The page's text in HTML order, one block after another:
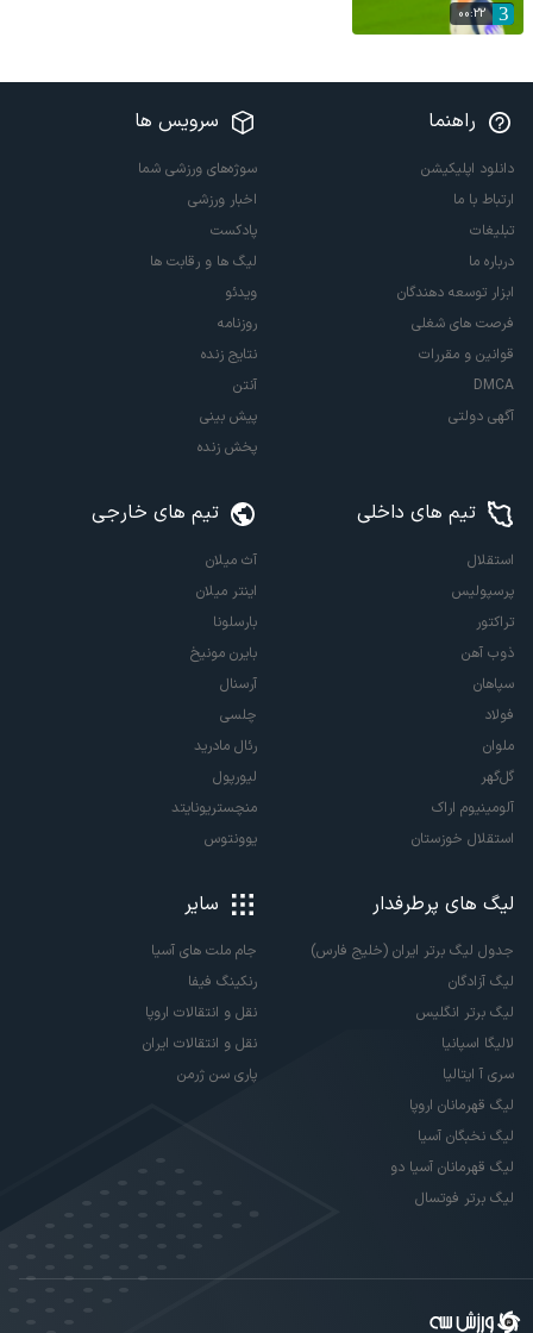
00:22
راهنما
دانلود اپلیکیشن
ارتباط با ما
تبلیغات
درباره ما
ابزار توسعه دهندگان
فرصت های شغلی
قوانین و مقررات
DMCA
آگهی دولتی
سرویس ها
سوژه‌های ورزشی شما
اخبار ورزشی
پادکست
لیگ ها و رقابت ها
ویدئو
روزنامه
نتایج زنده
آنتن
پیش بینی
پخش زنده
تیم های داخلی
استقلال
پرسپولیس
تراکتور
ذوب آهن
سپاهان
فولاد
ملوان
گل‌گهر
آلومینیوم اراک
استقلال خوزستان
تیم های خارجی
آث میلان
اینتر میلان
بارسلونا
بایرن مونیخ
آرسنال
چلسی
رئال مادرید
لیورپول
منچستریونایتد
یوونتوس
لیگ های پرطرفدار
جدول لیگ برتر ایران (خلیج فارس)
لیگ آزادگان
لیگ برتر انگلیس
لالیگا اسپانیا
سری آ ایتالیا
لیگ قهرمانان اروپا
لیگ نخبگان آسیا
لیگ قهرمانان آسیا دو
لیگ برتر فوتسال
سایر
جام ملت های آسیا
رنکینگ فیفا
نقل و انتقالات اروپا
نقل و انتقالات ایران
پاری سن ژرمن